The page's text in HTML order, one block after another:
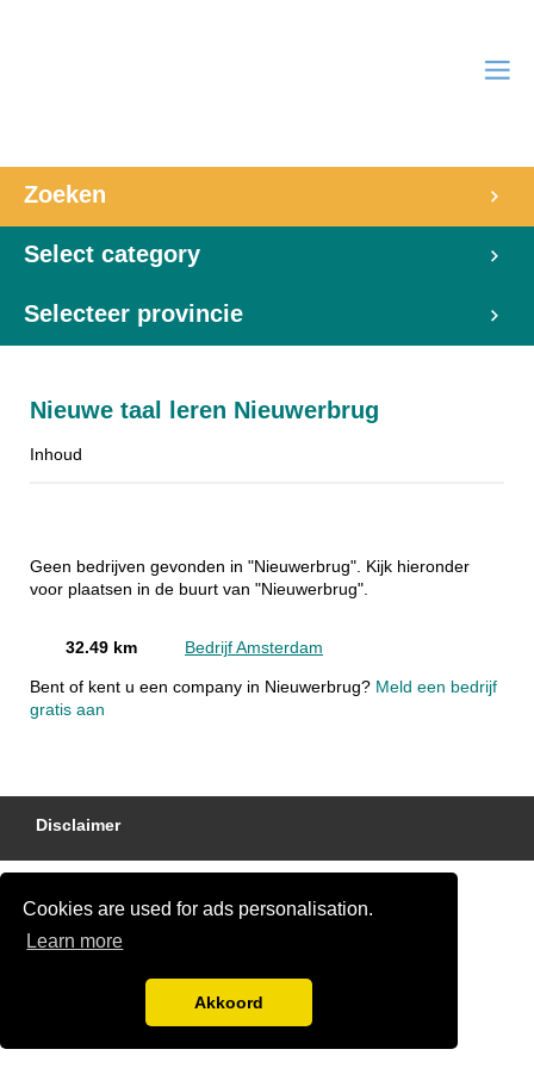
Cookies are used for ads personalisation.
Learn more
Akkoord
Zoeken
Select category
Selecteer provincie
Nieuwe taal leren Nieuwerbrug
Inhoud
Geen bedrijven gevonden in "Nieuwerbrug". Kijk hieronder
voor plaatsen in de buurt van "Nieuwerbrug".
32.49 km Bedrijf Amsterdam
Bent of kent u een company in Nieuwerbrug? Meld een bedrijf
gratis aan
Disclaimer